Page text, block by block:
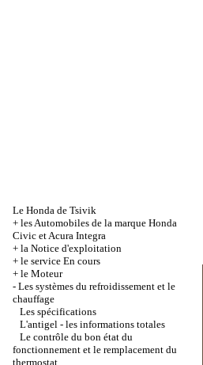
Le Honda de Tsivik
+ les Automobiles de la marque Honda
Civic et Acura Integra
+ la Notice d'exploitation
+ le service En cours
+ le Moteur
- Les systèmes du refroidissement et le
chauffage
Les spécifications
L'antigel - les informations totales
Le contrôle du bon état du
fonctionnement et le remplacement du
thermostat